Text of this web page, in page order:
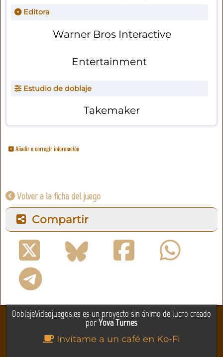
Editora
Warner Bros Interactive
Entertainment
Estudio de doblaje
Takemaker
Añadir o corregir información
Volver a la ficha del juego
Compartir
DoblajeVideojuegos.es es un proyecto sin ánimo de lucro creado
porYova Turnes
Invítame a un café en Ko-Fi